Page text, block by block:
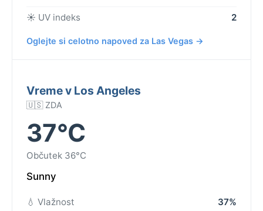
☀️ UV indeks 2
Oglejte si celotno napoved za Las Vegas →
Vreme v Los Angeles
🇺🇸 ZDA
37°C
Občutek 36°C
Sunny
💧 Vlažnost
37%